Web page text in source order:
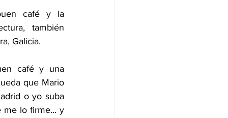
café y la
también
Galicia.
café y una
que Mario
o yo suba
me lo firme... y